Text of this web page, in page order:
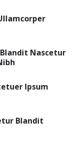
Nascetur
Ipsum
Blandit